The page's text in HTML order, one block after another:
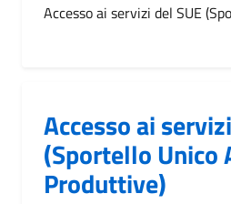
Accesso ai servizi del SUE
Accesso ai
(Sportello
Produttive)